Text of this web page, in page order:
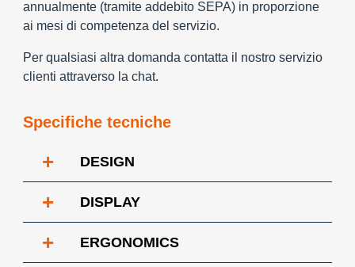
annualmente (tramite addebito SEPA) in proporzione
ai mesi di competenza del servizio.
Per qualsiasi altra domanda contatta il nostro servizio
clienti attraverso la chat.
Specifiche tecniche
+ DESIGN
+ DISPLAY
+ ERGONOMICS